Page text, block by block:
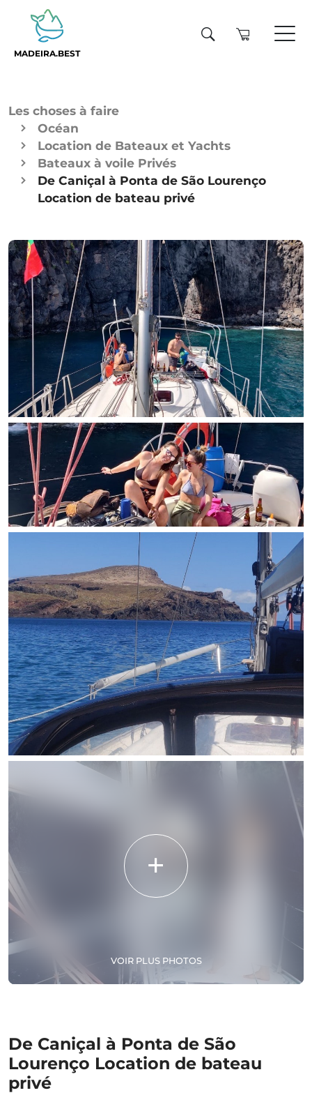
MADEIRA.BEST
Les choses à faire
Océan
Location de Bateaux et Yachts
Bateaux à voile Privés
De Caniçal à Ponta de São Lourenço
Location de bateau privé
VOIR PLUS PHOTOS
De Caniçal à Ponta de São
Lourenço Location de bateau
privé